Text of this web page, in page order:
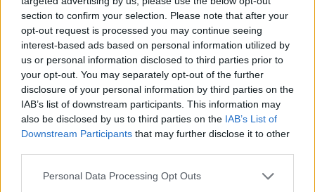
section to confirm your selection. Please note that after your
opt-out request is processed you may continue seeing
interest-based ads based on personal information utilized by
us or personal information disclosed to third parties prior to
your opt-out. You may separately opt-out of the further
disclosure of your personal information by third parties on the
IAB’s list of downstream participants. This information may
also be disclosed by us to third parties on the IAB’s List of
Downstream Participants that may further disclose it to other
Personal Data Processing Opt Outs
A fogyasztói bizalom fontos előrejelző indikátora az
amerikai GDP növekedés mintegy 2/3-át kitevő lakossági
fogyasztásnak, bár az utóbbi években az előre jelzett és a
ténylegesen bekövetkező folyamatok közötti kapcsolat
erőssége csökkent. A jelenlegi helyzet megítélés indexe
97.7 pontra zuhant az augusztusi 108.2 pontról.
KEDVES OLVASÓNK!
A keresett cikk a portfolio.hu hírarchívumához